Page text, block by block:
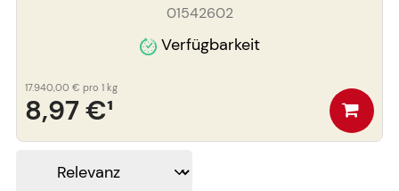
01542602
Verfügbarkeit
8,97 €¹
17.940,00 € pro 1 kg